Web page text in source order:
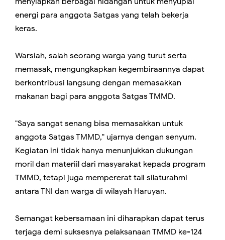
energi para anggota Satgas yang telah bekerja
keras.
Warsiah, salah seorang warga yang turut serta
memasak, mengungkapkan kegembiraannya dapat
berkontribusi langsung dengan memasakkan
makanan bagi para anggota Satgas TMMD.
"Saya sangat senang bisa memasakkan untuk
anggota Satgas TMMD," ujarnya dengan senyum.
Kegiatan ini tidak hanya menunjukkan dukungan
moril dan materiil dari masyarakat kepada program
TMMD, tetapi juga mempererat tali silaturahmi
antara TNI dan warga di wilayah Haruyan.
Semangat kebersamaan ini diharapkan dapat terus
terjaga demi suksesnya pelaksanaan TMMD ke-124